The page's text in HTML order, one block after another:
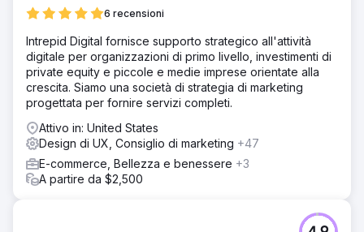
6 recensioni
Intrepid Digital fornisce supporto strategico all'attività
digitale per organizzazioni di primo livello, investimenti di
private equity e piccole e medie imprese orientate alla
crescita. Siamo una società di strategia di marketing
progettata per fornire servizi completi.
Attivo in: United States
Design di UX, Consiglio di marketing +47
E-commerce, Bellezza e benessere +3
A partire da $2,500